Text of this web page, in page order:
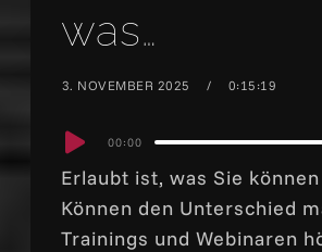
was…
3. NOVEMBER 2025 0:15:19
Audio00:00
Erlaubt ist, was Sie können
Können den Unterschied
Trainings und Webinaren